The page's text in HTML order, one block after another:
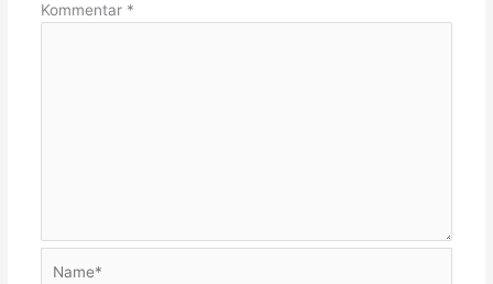
Kommentar *